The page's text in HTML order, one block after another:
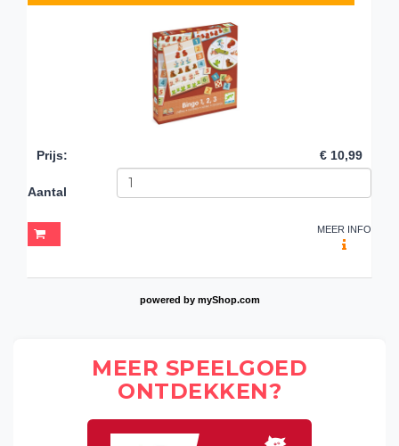
Prijs: € 10,99
Aantal
MEER INFO
powered by myShop.com
MEER SPEELGOED
ONTDEKKEN?